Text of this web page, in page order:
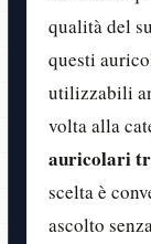
qualità del
questi
utilizzabili
volta alla
auricolari
scelta è
ascolto